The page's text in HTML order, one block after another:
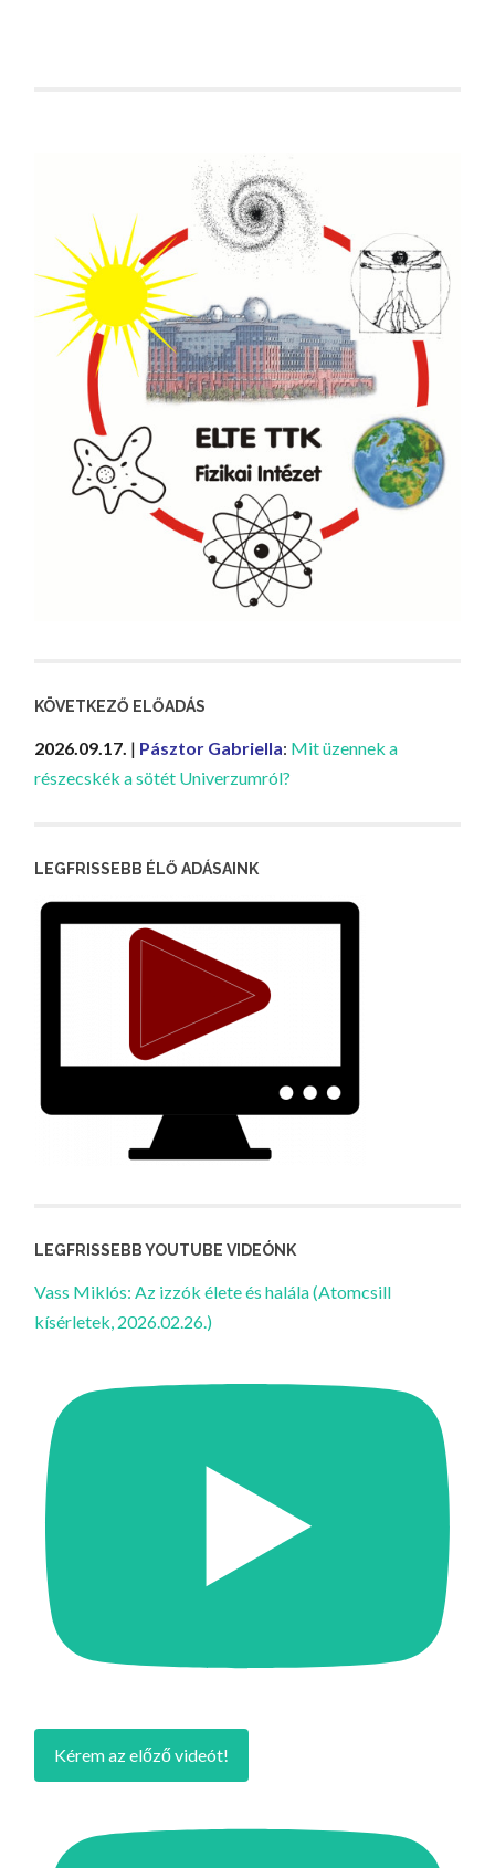
KÖVETKEZŐ ELŐADÁS
2026.09.17. | Pásztor Gabriella: Mit üzennek a
részecskék a sötét Univerzumról?
LEGFRISSEBB ÉLŐ ADÁSAINK
LEGFRISSEBB YOUTUBE VIDEÓNK
Vass Miklós: Az izzók élete és halála (Atomcsill
kísérletek, 2026.02.26.)
Kérem az előző videót!